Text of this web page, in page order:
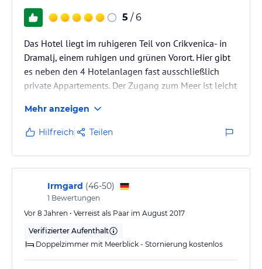
5 / 6
Das Hotel liegt im ruhigeren Teil von Crikvenica- in
Dramalj, einem ruhigen und grünen Vorort. Hier gibt
es neben den 4 Hotelanlagen fast ausschließlich
private Appartements. Der Zugang zum Meer ist leicht
aufdringlicher Service und entspannte Atmosphäre.
Mehr anzeigen
Hilfreich Teilen
Irmgard (46-50)
1 Bewertungen
Vor 8 Jahren • Verreist als Paar im August 2017
Verifizierter Aufenthalt
Doppelzimmer mit Meerblick - Stornierung kostenlos